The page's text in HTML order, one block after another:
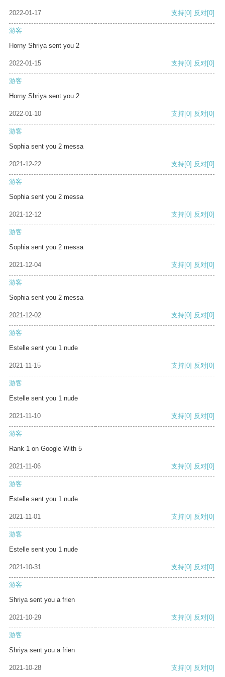
2022-01-17 支持[0] 反对[0]
游客
Horny Shriya sent you 2
2022-01-15 支持[0] 反对[0]
游客
Horny Shriya sent you 2
2022-01-10 支持[0] 反对[0]
游客
Sophia sent you 2 messa
2021-12-22 支持[0] 反对[0]
游客
Sophia sent you 2 messa
2021-12-12 支持[0] 反对[0]
游客
Sophia sent you 2 messa
2021-12-04 支持[0] 反对[0]
游客
Sophia sent you 2 messa
2021-12-02 支持[0] 反对[0]
游客
Estelle sent you 1 nude
2021-11-15 支持[0] 反对[0]
游客
Estelle sent you 1 nude
2021-11-10 支持[0] 反对[0]
游客
Rank 1 on Google With 5
2021-11-06 支持[0] 反对[0]
游客
Estelle sent you 1 nude
2021-11-01 支持[0] 反对[0]
游客
Estelle sent you 1 nude
2021-10-31 支持[0] 反对[0]
游客
Shriya sent you a frien
2021-10-29 支持[0] 反对[0]
游客
Shriya sent you a frien
2021-10-28 支持[0] 反对[0]